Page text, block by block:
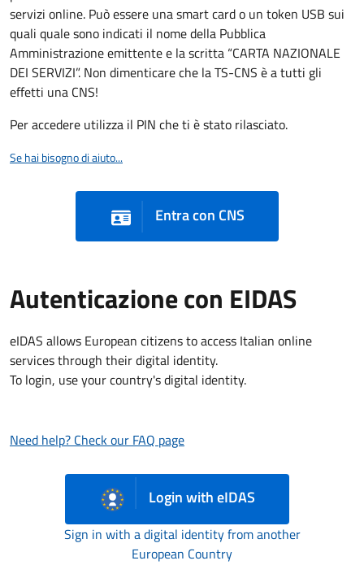
servizi online. Può essere una smart card o un token USB sui
quali quale sono indicati il nome della Pubblica
Amministrazione emittente e la scritta “CARTA NAZIONALE
DEI SERVIZI”. Non dimenticare che la TS-CNS è a tutti gli
effetti una CNS!
Per accedere utilizza il PIN che ti è stato rilasciato.
Se hai bisogno di aiuto...
Entra con CNS
Autenticazione con EIDAS
eIDAS allows European citizens to access Italian online
services through their digital identity.
To login, use your country's digital identity.
Need help? Check our FAQ page
Login with eIDAS
Sign in with a digital identity from another
European Country